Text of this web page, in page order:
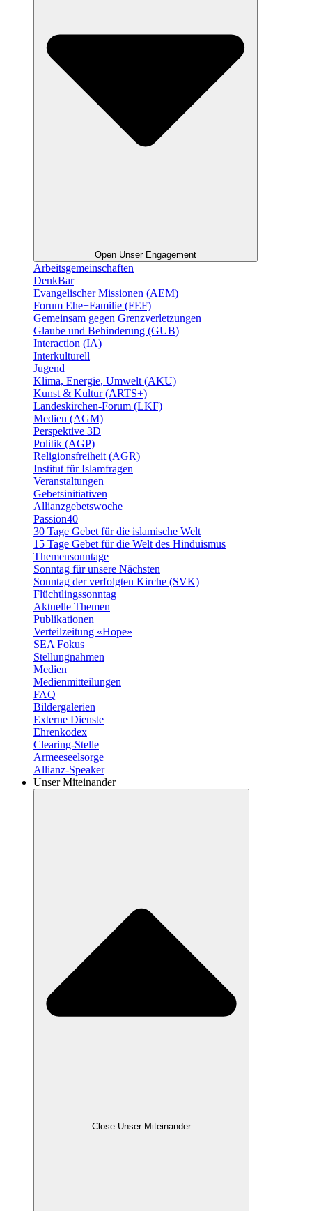
Open Unser Engagement
Arbeitsgemeinschaften
DenkBar
Evangelischer Missionen (AEM)
Forum Ehe+Familie (FEF)
Gemeinsam gegen Grenzverletzungen
Glaube und Behinderung (GUB)
Interaction (IA)
Interkulturell
Jugend
Klima, Energie, Umwelt (AKU)
Kunst & Kultur (ARTS+)
Landeskirchen-Forum (LKF)
Medien (AGM)
Perspektive 3D
Politik (AGP)
Religionsfreiheit (AGR)
Institut für Islamfragen
Veranstaltungen
Gebetsinitiativen
Allianzgebetswoche
Passion40
30 Tage Gebet für die islamische Welt
15 Tage Gebet für die Welt des Hinduismus
Themensonntage
Sonntag für unsere Nächsten
Sonntag der verfolgten Kirche (SVK)
Flüchtlingssonntag
Aktuelle Themen
Publikationen
Verteilzeitung «Hope»
SEA Fokus
Stellungnahmen
Medien
Medienmitteilungen
FAQ
Bildergalerien
Externe Dienste
Ehrenkodex
Clearing-Stelle
Armeeseelsorge
Allianz-Speaker
Unser Miteinander
Close Unser Miteinander